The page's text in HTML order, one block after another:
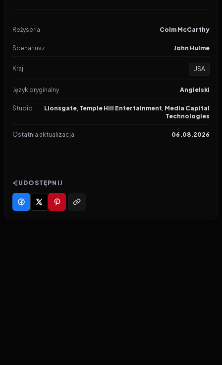
Reżyseria Colm McCarthy
Scenariusz John Hulme
Kraj USA
Język oryginalny Angielski
Studio Lionsgate, Temple Hill Entertainment, Media Capital
Technologies
Ostatnia aktualizacja 06.08.2026
UDOSTĘPNIJ